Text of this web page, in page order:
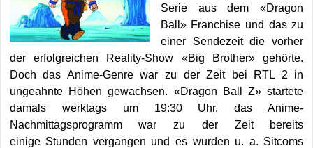
Serie aus dem «Dragon
Ball» Franchise und das zu
einer Sendezeit die vorher
der erfolgreichen Reality-Show «Big Brother» gehörte.
Doch das Anime-Genre war zu der Zeit bei RTL 2 in
ungeahnte Höhen gewachsen. «Dragon Ball Z» startete
damals werktags um 19:30 Uhr, das Anime-
Nachmittagsprogramm war zu der Zeit bereits
einige Stunden vergangen und es wurden u. a. Sitcoms